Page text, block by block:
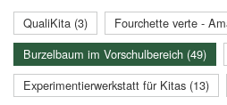
QualiKita (3)
Fourchette verte -
Burzelbaum im Vorschulbereich (49)
Experimentierwerkstatt für Kitas (13)